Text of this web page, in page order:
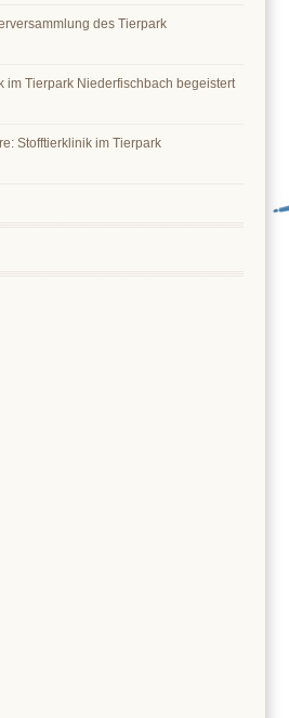
des Tierpark
im Tierpark Niederfischbach begeistert
Stofftierklinik im Tierpark